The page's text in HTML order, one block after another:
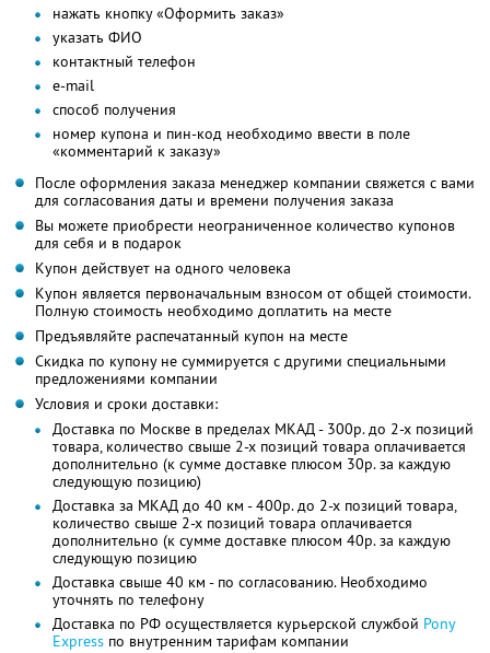
нажать кнопку «Оформить заказ»
указать ФИО
контактный телефон
e-mail
способ получения
номер купона и пин-код необходимо ввести в поле
«комментарий к заказу»
После оформления заказа менеджер компании свяжется с вами
для согласования даты и времени получения заказа
Вы можете приобрести неограниченное количество купонов
для себя и в подарок
Купон действует на одного человека
Купон является первоначальным взносом от общей стоимости.
Полную стоимость необходимо доплатить на месте
Предъявляйте распечатанный купон на месте
Скидка по купону не суммируется с другими специальными
предложениями компании
Условия и сроки доставки:
Доставка по Москве в пределах МКАД - 300р. до 2-х позиций
товара, количество свыше 2-х позиций товара оплачивается
дополнительно (к сумме доставке плюсом 30р. за каждую
следующую позицию)
Доставка за МКАД до 40 км - 400р. до 2-х позиций товара,
количество свыше 2-х позиций товара оплачивается
дополнительно (к сумме доставке плюсом 40р. за каждую
следующую позицию
Доставка свыше 40 км - по согласованию. Необходимо
уточнять по телефону
Доставка по РФ осуществляется курьерской службой Pony
Express по внутренним тарифам компании